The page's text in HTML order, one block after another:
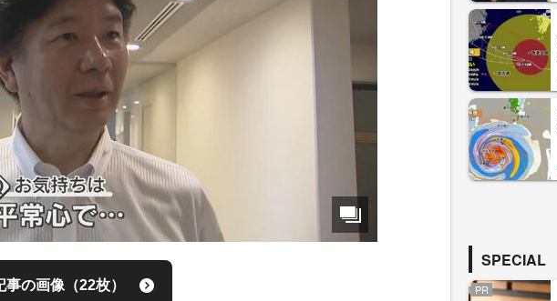
事の画像（22枚）
SPECIAL
PR